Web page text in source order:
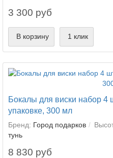
3 300 руб
В корзину 1 клик
Бокалы для виски набор 4
упаковке, 300 мл
Бренд: Город подарков
тунь
8 830 руб